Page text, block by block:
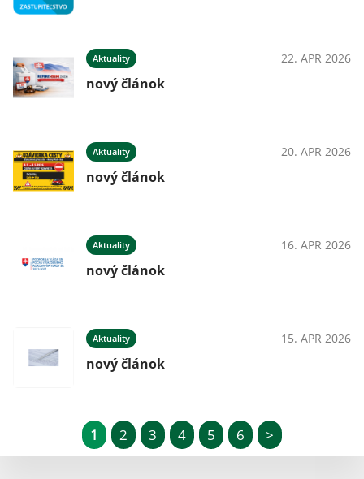
Aktuality 22. APR 2026
nový článok
Aktuality 20. APR 2026
nový článok
Aktuality 16. APR 2026
nový článok
Aktuality 15. APR 2026
nový článok
1 2 3 4 5 6 >